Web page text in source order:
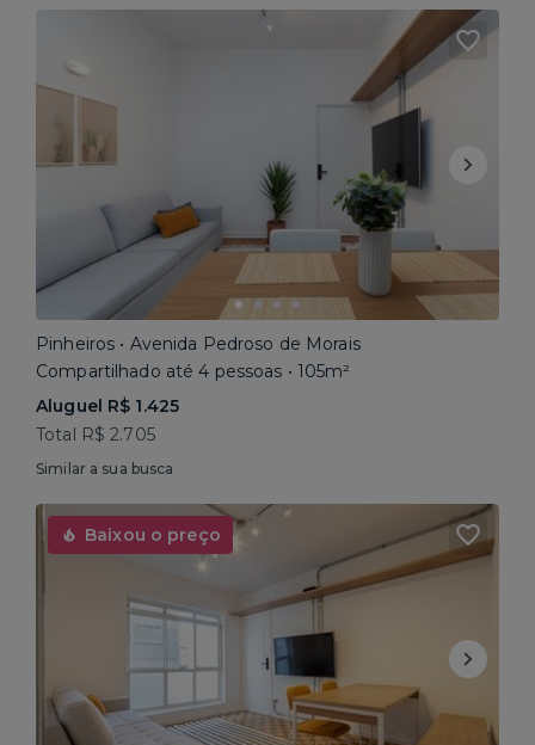
Pinheiros • Avenida Pedroso de Morais
Compartilhado até 4 pessoas • 105m²
Aluguel R$ 1.425
Total R$ 2.705
Similar a sua busca
Baixou o preço